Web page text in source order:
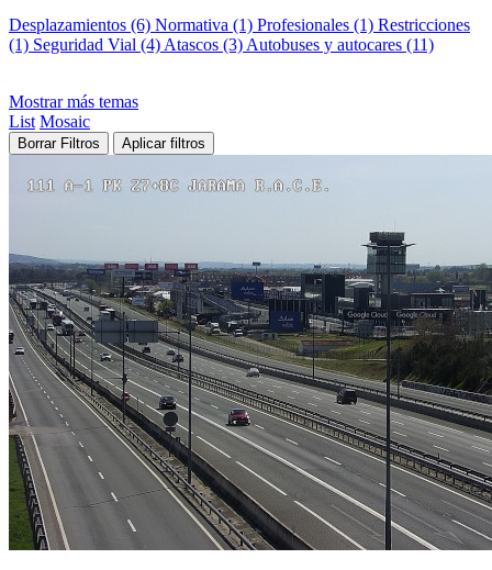
Desplazamientos (6) Normativa (1) Profesionales (1) Restricciones
(1) Seguridad Vial (4) Atascos (3) Autobuses y autocares (11)
Mostrar más temas
List Mosaic
Borrar Filtros Aplicar filtros